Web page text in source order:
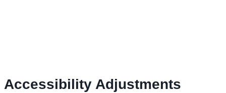
Accessibility Adjustments